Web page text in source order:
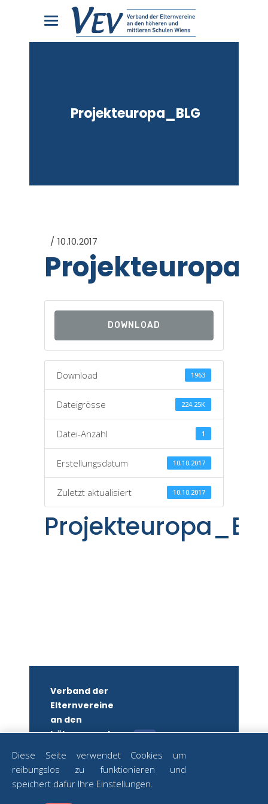
Projekteuropa_BLG
10.10.2017
DOWNLOAD
Download 1963
Dateigrösse 224.25K
Datei-Anzahl 1
Erstellungsdatum 10.10.2017
Zuletzt aktualisiert 10.10.2017
Verband der
Elternvereine
an den
höheren und
Diese Seite verwendet Cookies um
reibungslos zu funktionieren und
speichert dafür Ihre Einstellungen.